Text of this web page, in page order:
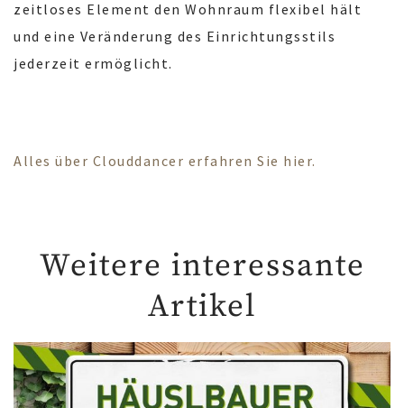
zeitloses Element den Wohnraum flexibel hält
und eine Veränderung des Einrichtungsstils
jederzeit ermöglicht.
Alles über Clouddancer erfahren Sie hier.
Weitere interessante
Artikel